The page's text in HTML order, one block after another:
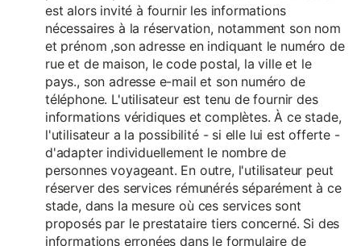
est alors invité à fournir les informations
nécessaires à la réservation, notamment son nom
et prénom ,son adresse en indiquant le numéro de
rue et de maison, le code postal, la ville et le
pays., son adresse e-mail et son numéro de
téléphone. L'utilisateur est tenu de fournir des
informations véridiques et complètes. À ce stade,
l'utilisateur a la possibilité - si elle lui est offerte -
d'adapter individuellement le nombre de
personnes voyageant. En outre, l'utilisateur peut
réserver des services rémunérés séparément à ce
stade, dans la mesure où ces services sont
proposés par le prestataire tiers concerné. Si des
informations erronées dans le formulaire de